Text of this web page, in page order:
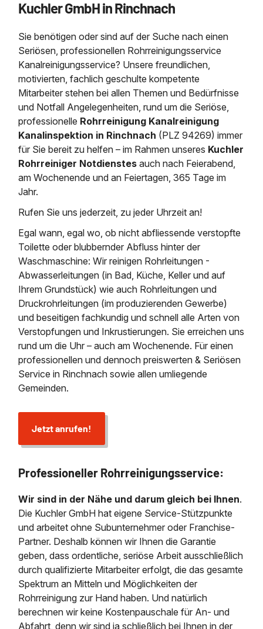
Kanalreinigung
Kanalinspektion
Grubenentleerung
24h Notdienst
Kosten Preise
Rohrreinigungsdienst
Wasserhaltung
Dükerreinigung
Entleerung und Reinigung
Grubenentleerung und
Sickerschacht Reinigung
Abfallzwischenlager
Austausch von
Schießstandsanierung -
Geschosssandfang
Mobile Schlamm-
Fettabscheider
Saugbagger / LuftförderanlageSaugbagger für Tiefbau
Saugbagger und Pumpen
Fermenter-Entleerung
Regenrückhaltebecken
Entschlammung
Trockensaugen von
etc.
Weitere Services mit
Heizung / Sanitär
Tiefbau
Unternehmen
Zertifikate /
Stellenangebote
Kontakt
Kuchler GmbH in Rinchnach
Sie benötigen oder sind auf der Suche nach einen
Seriösen, professionellen Rohrreinigungsservice
Kanalreinigungsservice? Unsere freundlichen,
motivierten, fachlich geschulte kompetente
Mitarbeiter stehen bei allen Themen und Bedürfnisse
und Notfall Angelegenheiten, rund um die Seriöse,
professionelle Rohrreinigung Kanalreinigung
Kanalinspektion in Rinchnach (PLZ 94269) immer
für Sie bereit zu helfen – im Rahmen unseres Kuchler
Rohrreiniger Notdienstes auch nach Feierabend,
am Wochenende und an Feiertagen, 365 Tage im
Jahr.
Rufen Sie uns jederzeit, zu jeder Uhrzeit an!
Egal wann, egal wo, ob nicht abfliessende verstopfte
Toilette oder blubbernder Abfluss hinter der
Waschmaschine: Wir reinigen Rohrleitungen -
Abwasserleitungen (in Bad, Küche, Keller und auf
Ihrem Grundstück) wie auch Rohrleitungen und
Druckrohrleitungen (im produzierenden Gewerbe)
und beseitigen fachkundig und schnell alle Arten von
Verstopfungen und Inkrustierungen. Sie erreichen uns
rund um die Uhr – auch am Wochenende. Für einen
professionellen und dennoch preiswerten & Seriösen
Service in Rinchnach sowie allen umliegende
Gemeinden.
Jetzt anrufen!
Professioneller Rohrreinigungsservice:
Wir sind in der Nähe und darum gleich bei Ihnen.
Die Kuchler GmbH hat eigene Service-Stützpunkte
und arbeitet ohne Subunternehmer oder Franchise-
Partner. Deshalb können wir Ihnen die Garantie
geben, dass ordentliche, seriöse Arbeit ausschließlich
durch qualifizierte Mitarbeiter erfolgt, die das gesamte
Spektrum an Mitteln und Möglichkeiten der
Rohrreinigung zur Hand haben. Und natürlich
berechnen wir keine Kostenpauschale für An- und
Abfahrt, denn wir sind ja schließlich bei Ihnen in der